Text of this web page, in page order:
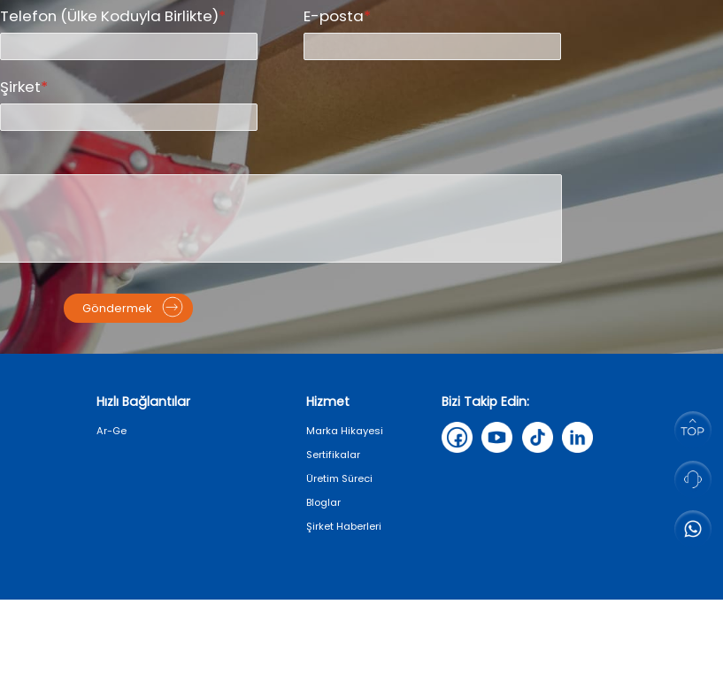
Telefon (Ülke Koduyla Birlikte)* E-posta*
Şirket*
Göndermek
Hızlı Bağlantılar
Ar-Ge
Hizmet
Marka Hikayesi
Sertifikalar
Üretim Süreci
Bloglar
Şirket Haberleri
Bizi Takip Edin: